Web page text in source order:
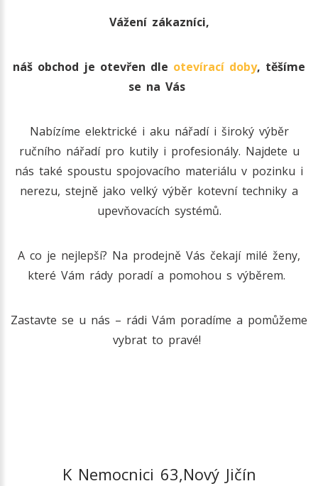
Vážení zákazníci,
náš obchod je otevřen dle otevírací doby, těšíme
se na Vás
Nabízíme elektrické i aku nářadí i široký výběr
ručního nářadí pro kutily i profesionály. Najdete u
nás také spoustu spojovacího materiálu v pozinku i
nerezu, stejně jako velký výběr kotevní techniky a
upevňovacích systémů.
A co je nejlepší? Na prodejně Vás čekají milé ženy,
které Vám rády poradí a pomohou s výběrem.
Zastavte se u nás – rádi Vám poradíme a pomůžeme
vybrat to pravé!
K Nemocnici 63,Nový Jičín